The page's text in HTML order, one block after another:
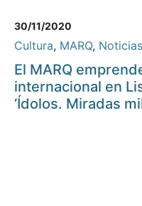
30/11/2020
Cultura, MARQ, Noticias
El MARQ
internacional en
‘Ídolos. Miradas